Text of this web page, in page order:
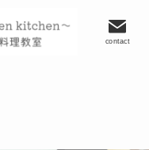
contact